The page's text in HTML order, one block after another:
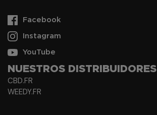
Facebook
Instagram
YouTube
NUESTROS DISTRIBUIDORES
CBD.FR
WEEDY.FR